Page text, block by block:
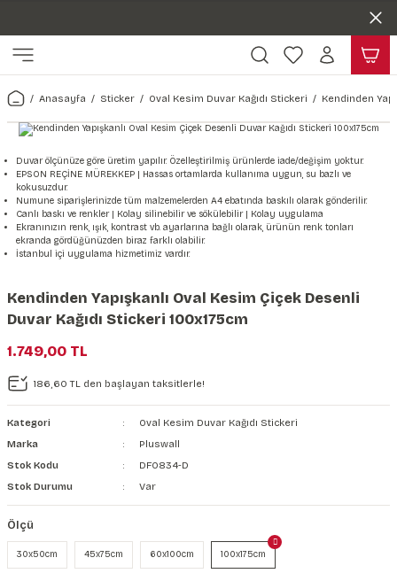
Harita & Şehir Duvar Kağıdı
Türkiye Serisi Duvar Kağıdı
Şehir & Ülke Duvar Kağıdı
Duvar Kağıdı
Çiçek Duvar Kağıdı
Hayvan, Yaprak & Çiçek
Yaprak Desenli Duvar Kağıdı
Hayvan Duvar Kağıdı
Kağıdı
Doğa & Manza Duvar Kağıdı
Manzara Duvar Kağıdı
Orman Duvar Kağıdı
Tasarım & Sanatsal Duvar
Sanat Duvar Kağıdı
Geometrik Duvar Kağıdı
Araba Duvar Kağıdı
Sağlık Duvar Kağıdı
Taş Desenli Duvar Kağıdı
Ahşap, Mermer & Taş
Mermer Desenli Duvar Kağıdı
Taş Desenli Duvar Kağıdı
Ahşap Desenli Duvar Kağıdı
Duvar Kanvası
Kağıdı Stickeri
Seti
Sticker Seti
Anasayfa Sticker Oval Kesim Duvar Kağıdı Stickeri Kendinden
Duvar ölçünüze göre üretim yapılır. Özelleştirilmiş ürünlerde iade/değişim yoktur.
EPSON REÇİNE MÜREKKEP | Hassas ortamlarda kullanıma uygun, su bazlı ve
kokusuzdur.
Numune siparişlerinizde tüm malzemelerden A4 ebatında baskılı olarak gönderilir.
Canlı baskı ve renkler | Kolay silinebilir ve sökülebilir | Kolay uygulama
Ekranınızın renk, ışık, kontrast vb. ayarlarına bağlı olarak, ürünün renk tonları
ekranda gördüğünüzden biraz farklı olabilir.
İstanbul içi uygulama hizmetimiz vardır.
Kendinden Yapışkanlı Oval Kesim Çiçek Desenli
Duvar Kağıdı Stickeri 100x175cm
1.749,00 TL
186,60 TL den başlayan taksitlerle!
Kategori
Oval Kesim Duvar Kağıdı Stickeri
Marka
Pluswall
Stok Kodu
DF0834-D
Stok Durumu
Var
Ölçü
30x50cm 45x75cm 60x100cm 100x175cm